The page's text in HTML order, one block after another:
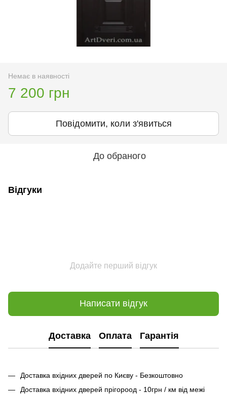
Немає в наявності
7 200 грн
Повідомити, коли з'явиться
До обраного
Відгуки
Додайте перший відгук
Написати відгук
Доставка Оплата Гарантія
Доставка вхідних дверей по Києву - Безкоштовно
Доставка вхідних дверей прігороод - 10грн / км від межі